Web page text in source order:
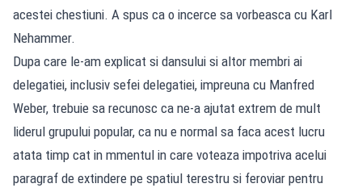
acestei chestiuni. A spus ca o incerce sa vorbeasca cu Karl
Nehammer.
Dupa care le-am explicat si dansului si altor membri ai
delegatiei, inclusiv sefei delegatiei, impreuna cu Manfred
Weber, trebuie sa recunosc ca ne-a ajutat extrem de mult
liderul grupului popular, ca nu e normal sa faca acest lucru
atata timp cat in mmentul in care voteaza impotriva acelui
paragraf de extindere pe spatiul terestru si feroviar pentru